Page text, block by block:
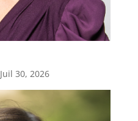
Juil 30, 2026